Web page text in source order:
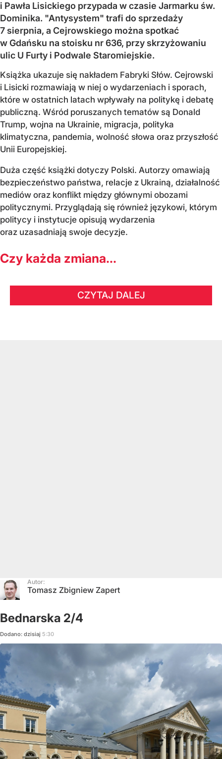
i Pawła Lisickiego przypada w czasie Jarmarku św.
Dominika. "Antysystem" trafi do sprzedaży
7 sierpnia, a Cejrowskiego można spotkać
w Gdańsku na stoisku nr 636, przy skrzyżowaniu
ulic U Furty i Podwale Staromiejskie.
Książka ukazuje się nakładem Fabryki Słów. Cejrowski
i Lisicki rozmawiają w niej o wydarzeniach i sporach,
które w ostatnich latach wpływały na politykę i debatę
publiczną. Wśród poruszanych tematów są Donald
Trump, wojna na Ukrainie, migracja, polityka
klimatyczna, pandemia, wolność słowa oraz przyszłość
Unii Europejskiej.
Duża część książki dotyczy Polski. Autorzy omawiają
bezpieczeństwo państwa, relacje z Ukrainą, działalność
mediów oraz konflikt między głównymi obozami
politycznymi. Przyglądają się również językowi, którym
politycy i instytucje opisują wydarzenia
oraz uzasadniają swoje decyzje.
Czy każda zmiana...
CZYTAJ DALEJ
Autor:
Tomasz Zbigniew Zapert
Bednarska 2/4
Dodano: dzisiaj 5:30